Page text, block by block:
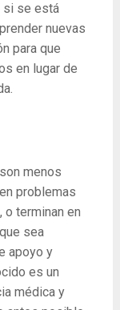
si se está
nuevas
para que
en lugar de
menos
problemas
o terminan en
sea
apoyo y
es un
médica y